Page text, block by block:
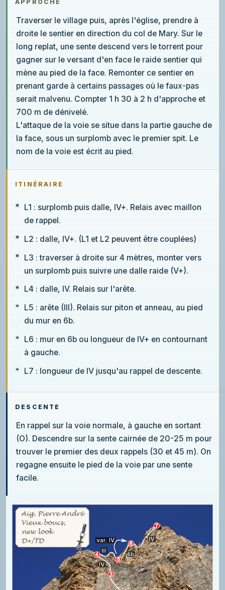
APPROCHE
Traverser le village puis, après l'église, prendre à
droite le sentier en direction du col de Mary. Sur le
long replat, une sente descend vers le torrent pour
gagner sur le versant d'en face le raide sentier qui
mène au pied de la face. Remonter ce sentier en
prenant garde à certains passages où le faux-pas
serait malvenu. Compter 1 h 30 à 2 h d'approche et
700 m de dénivelé.
L'attaque de la voie se situe dans la partie gauche de
la face, sous un surplomb avec le premier spit. Le
nom de la voie est écrit au pied.
ITINÉRAIRE
L1 : surplomb puis dalle, IV+. Relais avec maillon
de rappel.
L2 : dalle, IV+. (L1 et L2 peuvent être couplées)
L3 : traverser à droite sur 4 mètres, monter vers
un surplomb puis suivre une dalle raide (V+).
L4 : dalle, IV. Relais sur l'arête.
L5 : arête (III). Relais sur piton et anneau, au pied
du mur en 6b.
L6 : mur en 6b ou longueur de IV+ en contournant
à gauche.
L7 : longueur de IV jusqu'au rappel de descente.
DESCENTE
En rappel sur la voie normale, à gauche en sortant
(O). Descendre sur la sente cairnée de 20-25 m pour
trouver le premier des deux rappels (30 et 45 m). On
regagne ensuite le pied de la voie par une sente
facile.